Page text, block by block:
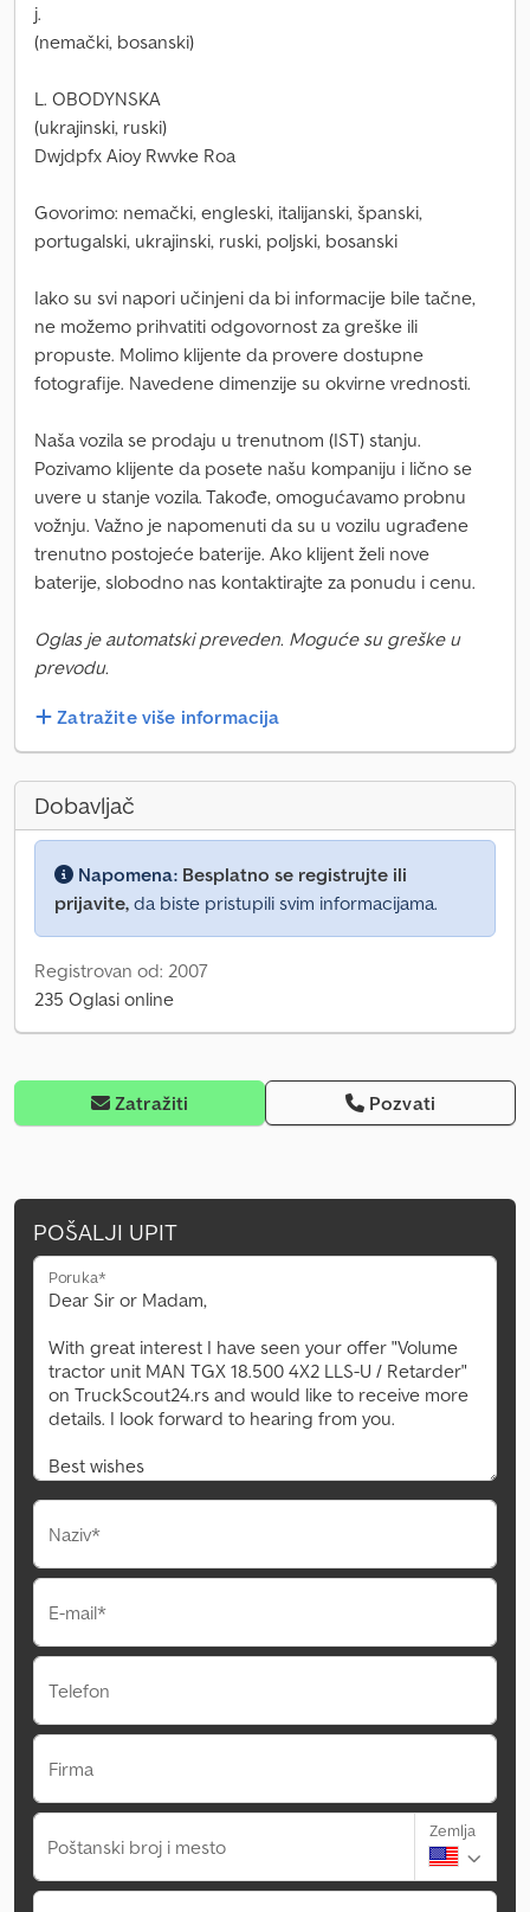
j.
(nemački, bosanski)
L. OBODYNSKA
(ukrajinski, ruski)
Dwjdpfx Aioy Rwvke Roa
Govorimo: nemački, engleski, italijanski, španski,
portugalski, ukrajinski, ruski, poljski, bosanski
Iako su svi napori učinjeni da bi informacije bile tačne,
ne možemo prihvatiti odgovornost za greške ili
propuste. Molimo klijente da provere dostupne
fotografije. Navedene dimenzije su okvirne vrednosti.
Naša vozila se prodaju u trenutnom (IST) stanju.
Pozivamo klijente da posete našu kompaniju i lično se
uvere u stanje vozila. Takođe, omogućavamo probnu
vožnju. Važno je napomenuti da su u vozilu ugrađene
trenutno postojeće baterije. Ako klijent želi nove
baterije, slobodno nas kontaktirajte za ponudu i cenu.
Oglas je automatski preveden. Moguće su greške u
prevodu.
Zatražite više informacija
Dobavljač
Napomena: Besplatno se registrujte ili
prijavite, da biste pristupili svim informacijama.
Registrovan od: 2007
235 Oglasi online
Zatražiti Pozvati
POŠALJI UPIT
Poruka*
Naziv*
E-mail*
Telefon
Firma
Poštanski broj i mesto
Zemlja